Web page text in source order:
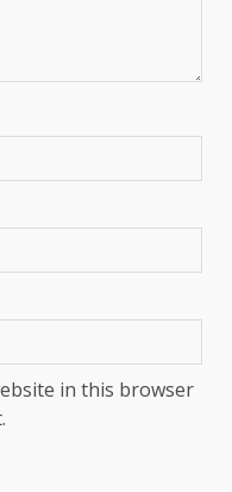
in this browser